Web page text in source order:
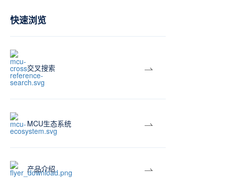
快速浏览
交叉搜索
MCU生态系统
产品介绍